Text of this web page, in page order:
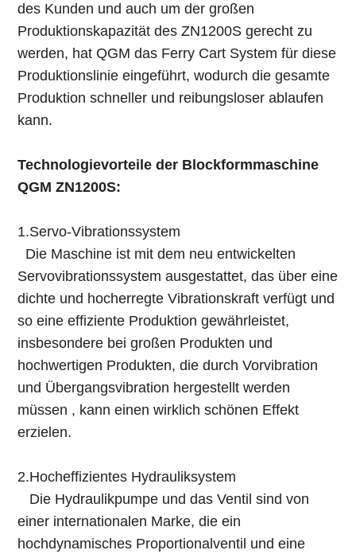
des Kunden und auch um der großen
Produktionskapazität des ZN1200S gerecht zu
werden, hat QGM das Ferry Cart System für diese
Produktionslinie eingeführt, wodurch die gesamte
Produktion schneller und reibungsloser ablaufen
kann.
Technologievorteile der Blockformmaschine
QGM ZN1200S:
1.Servo-Vibrationssystem
Die Maschine ist mit dem neu entwickelten
Servovibrationssystem ausgestattet, das über eine
dichte und hocherregte Vibrationskraft verfügt und
so eine effiziente Produktion gewährleistet,
insbesondere bei großen Produkten und
hochwertigen Produkten, die durch Vorvibration
und Übergangsvibration hergestellt werden
müssen , kann einen wirklich schönen Effekt
erzielen.
2.Hocheffizientes Hydrauliksystem
Die Hydraulikpumpe und das Ventil sind von
einer internationalen Marke, die ein
hochdynamisches Proportionalventil und eine